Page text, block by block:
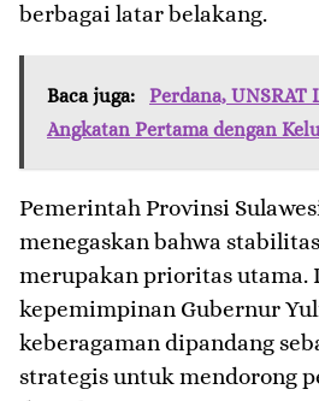
berbagai latar belakang.
Baca juga:
Perdana, UNSRAT
Angkatan Pertama dengan
​Pemerintah Provinsi
menegaskan bahwa
merupakan prioritas utama.
kepemimpinan Gubernur
keberagaman dipandang
strategis untuk mendorong